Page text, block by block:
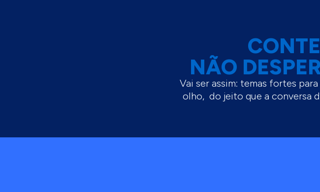
NÃO
Vai ser assim: temas fortes
olho, do jeito que a conversa